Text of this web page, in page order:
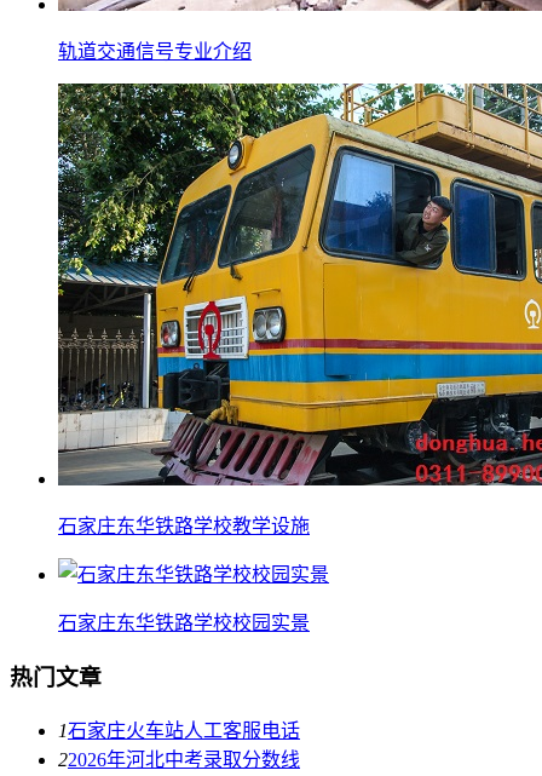
轨道交通信号专业介绍
石家庄东华铁路学校教学设施
石家庄东华铁路学校校园实景
热门文章
1石家庄火车站人工客服电话
22026年河北中考录取分数线